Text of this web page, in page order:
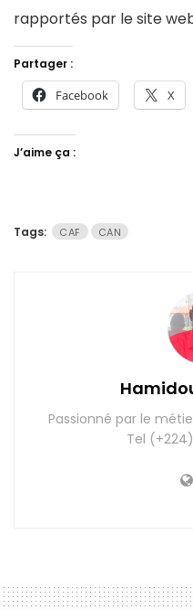
rapportés par le site
Partager :
Facebook X
J’aime ça :
Tags: CAF CAN
Passionné par le
Tel